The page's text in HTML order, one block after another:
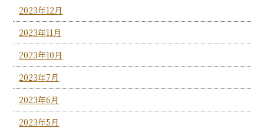
2023年12月
2023年11月
2023年10月
2023年7月
2023年6月
2023年5月